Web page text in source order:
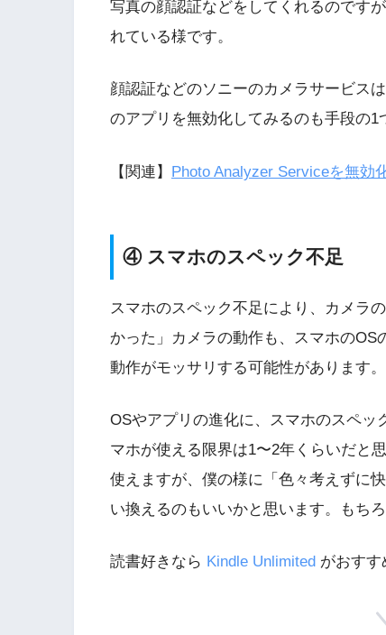
写真の顔認証などをしてくれるのです
れている様です。
顔認証などのソニーのカメラサービス
のアプリを無効化してみるのも手段の1
【関連】 Photo Analyzer Serviceを無効
④ スマホのスペック不足
スマホのスペック不足により、カメラ
かった」カメラの動作も、スマホのOS
動作がモッサリする可能性があります。
OSやアプリの進化に、スマホのスペッ
マホが使える限界は1〜2年くらいだと
使えますが、僕の様に「色々考えずに
い換えるのもいいかと思います。もち
読書好きなら Kindle Unlimited がおすす